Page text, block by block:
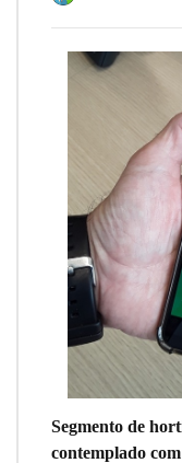
Segmento de
contemplado